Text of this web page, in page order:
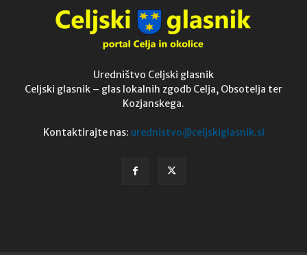
Uredništvo Celjski glasnik
Celjski glasnik – glas lokalnih zgodb Celja, Obsotelja ter
Kozjanskega.
Kontaktirajte nas: urednistvo@celjskiglasnik.si